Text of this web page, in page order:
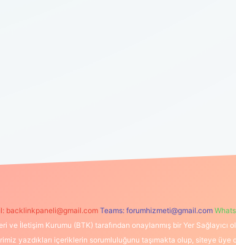
backlinkpaneli@gmail.com Teams: forumhizmeti@gmail.com
ve İletişim Kurumu (BTK) tarafından onaylanmış bir Yer
yazdıkları içeriklerin sorumluluğunu taşımakta olup, siteye